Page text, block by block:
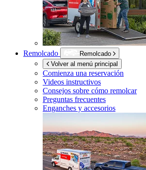
Remolcado
Remolcado
Volver al menú principal
Comienza una reservación
Videos instructivos
Consejos sobre cómo remolcar
Preguntas frecuentes
Enganches y accesorios